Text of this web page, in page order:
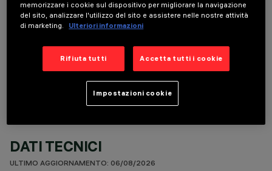
COMPONENTI OPZIONALI
DATI TECNICI
ULTIMO AGGIORNAMENTO: 06/08/2026
memorizzare i cookie sul dispositivo per migliorare la navigazione
del sito, analizzare l'utilizzo del sito e assistere nelle nostre attività
di marketing.
Ulteriori informazioni
Rifiuta tutti Accetta tutti i cookie
Impostazioni cookie